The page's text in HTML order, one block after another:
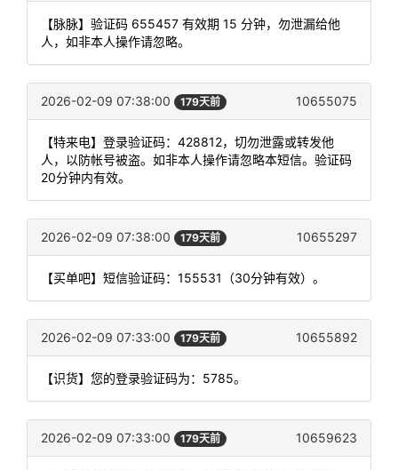
【脉脉】验证码 655457 有效期 15 分钟，勿泄漏给他
人，如非本人操作请忽略。
2026-02-09 07:38:00 179天前 10655075
【特来电】登录验证码：428812，切勿泄露或转发他
人，以防帐号被盗。如非本人操作请忽略本短信。验证码
20分钟内有效。
2026-02-09 07:38:00 179天前 10655297
【买单吧】短信验证码：155531（30分钟有效）。
2026-02-09 07:33:00 179天前 10655892
【识货】您的登录验证码为：5785。
2026-02-09 07:33:00 179天前 10659623